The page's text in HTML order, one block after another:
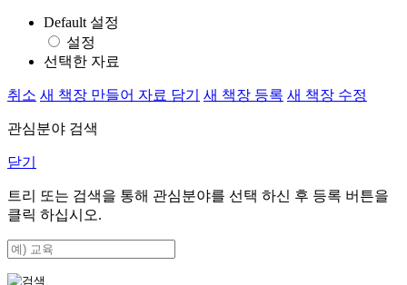
Default 설정
설정
선택한 자료
취소 새 책장 만들어 자료 담기 새 책장 등록 새 책장 수정
관심분야 검색
닫기
트리 또는 검색을 통해 관심분야를 선택 하신 후 등록 버튼을
클릭 하십시오.